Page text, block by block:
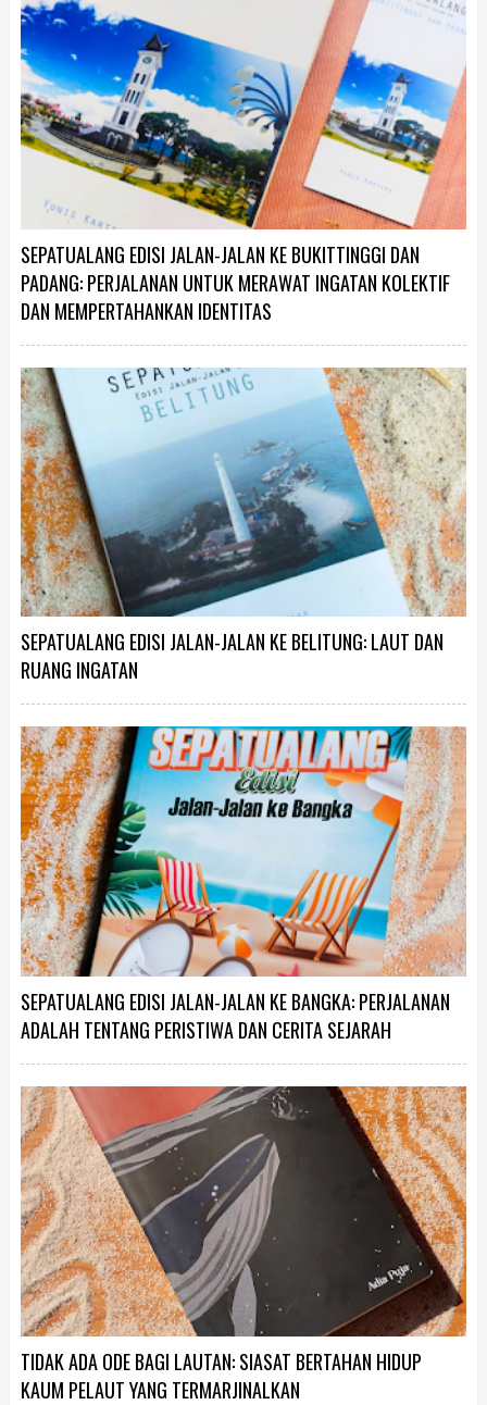
SEPATUALANG EDISI JALAN-JALAN KE BUKITTINGGI DAN
PADANG: PERJALANAN UNTUK MERAWAT INGATAN KOLEKTIF
DAN MEMPERTAHANKAN IDENTITAS
SEPATUALANG EDISI JALAN-JALAN KE BELITUNG: LAUT DAN
RUANG INGATAN
SEPATUALANG EDISI JALAN-JALAN KE BANGKA: PERJALANAN
ADALAH TENTANG PERISTIWA DAN CERITA SEJARAH
TIDAK ADA ODE BAGI LAUTAN: SIASAT BERTAHAN HIDUP
KAUM PELAUT YANG TERMARJINALKAN